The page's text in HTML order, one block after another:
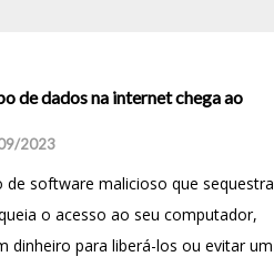
de dados na internet chega ao
2023
de software malicioso que sequestra
o acesso ao seu computador,
dinheiro para liberá-los ou evitar um